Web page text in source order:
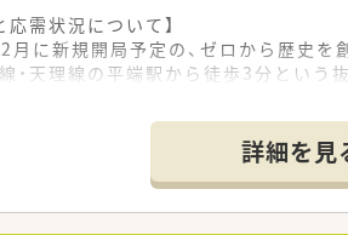
応需状況について】
に新規開局予定の、ゼロから歴史を
・天理線の平端駅から徒歩3分という
の処方箋枚数が少ないため、焦るこ
した店舗のため、顔なじみの患者様
にも法人全体で対応できるヘルプ体
詳細を見